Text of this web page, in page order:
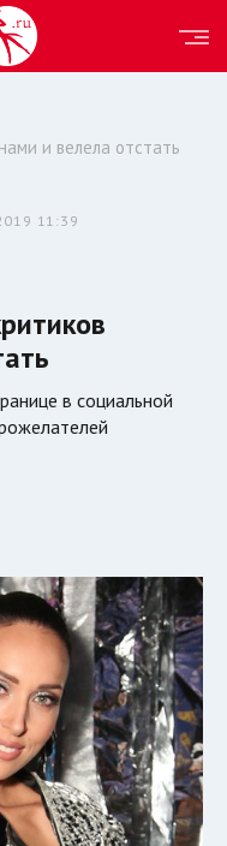
и велела отстать
11:39
в социальной